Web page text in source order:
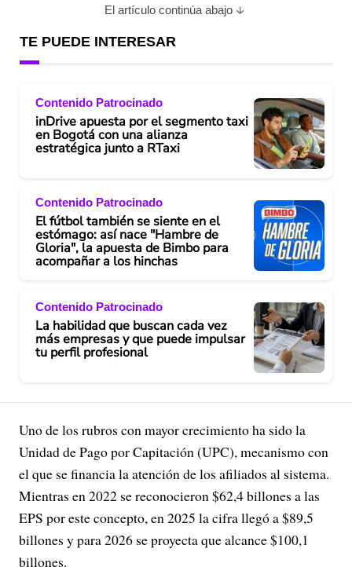
El artículo continúa abajo
TE PUEDE INTERESAR
Contenido Patrocinado
inDrive apuesta por el segmento taxi
en Bogotá con una alianza
estratégica junto a RTaxi
Contenido Patrocinado
El fútbol también se siente en el
estómago: así nace "Hambre de
Gloria", la apuesta de Bimbo para
acompañar a los hinchas
Contenido Patrocinado
La habilidad que buscan cada vez
más empresas y que puede impulsar
tu perfil profesional
Uno de los rubros con mayor crecimiento ha sido la
Unidad de Pago por Capitación (UPC), mecanismo con
el que se financia la atención de los afiliados al sistema.
Mientras en 2022 se reconocieron $62,4 billones a las
EPS por este concepto, en 2025 la cifra llegó a $89,5
billones y para 2026 se proyecta que alcance $100,1
billones.